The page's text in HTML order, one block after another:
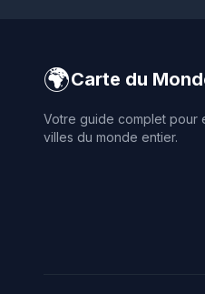
🌍Carte du
Votre guide complet pour
villes du monde entier.